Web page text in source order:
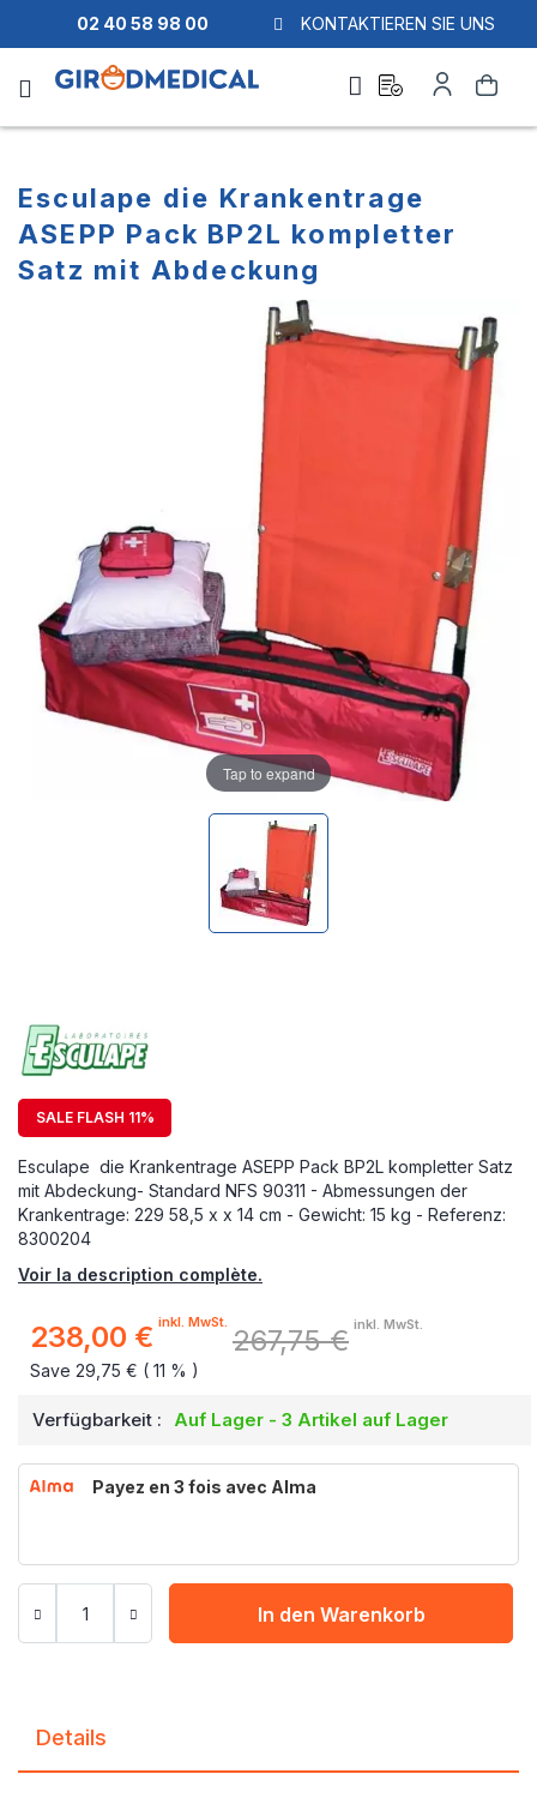
02 40 58 98 00 KONTAKTIEREN SIE UNS
Suche
quote
Konto
Esculape die Krankentrage
ASEPP Pack BP2L kompletter
Satz mit Abdeckung
SALE FLASH 11%
Esculape die Krankentrage ASEPP Pack BP2L kompletter Satz
mit Abdeckung- Standard NFS 90311 - Abmessungen der
Krankentrage: 229 58,5 x x 14 cm - Gewicht: 15 kg - Referenz:
8300204
Voir la description complète.
Sonderpreis
238,00 € inkl. MwSt.
267,75 € inkl. MwSt.
Save 29,75 € ( 11 % )
Verfügbarkeit : Auf Lager - 3 Artikel auf Lager
Payez en 3 fois avec Alma
In den Warenkorb
Tap to expand
Details